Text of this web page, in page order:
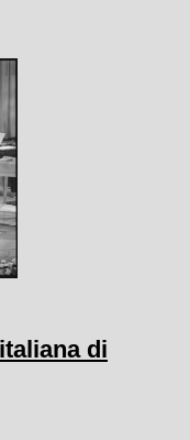
di